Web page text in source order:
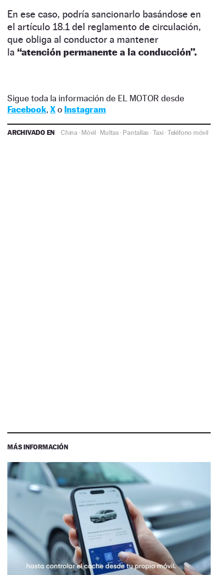
En ese caso, podría sancionarlo basándose en
el artículo 18.1 del reglamento de circulación,
que obliga al conductor a mantener
la “atención permanente a la conducción”.
Sigue toda la información de EL MOTOR desde
Facebook, Xo Instagram
ARCHIVADO EN China·Móvil ·Multas·Pantallas ·Taxi·Teléfono móvil
MÁS INFORMACIÓN